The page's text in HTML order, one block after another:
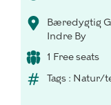
Bæredygtig
Indre By
1 Free seats
Tags : Natur/